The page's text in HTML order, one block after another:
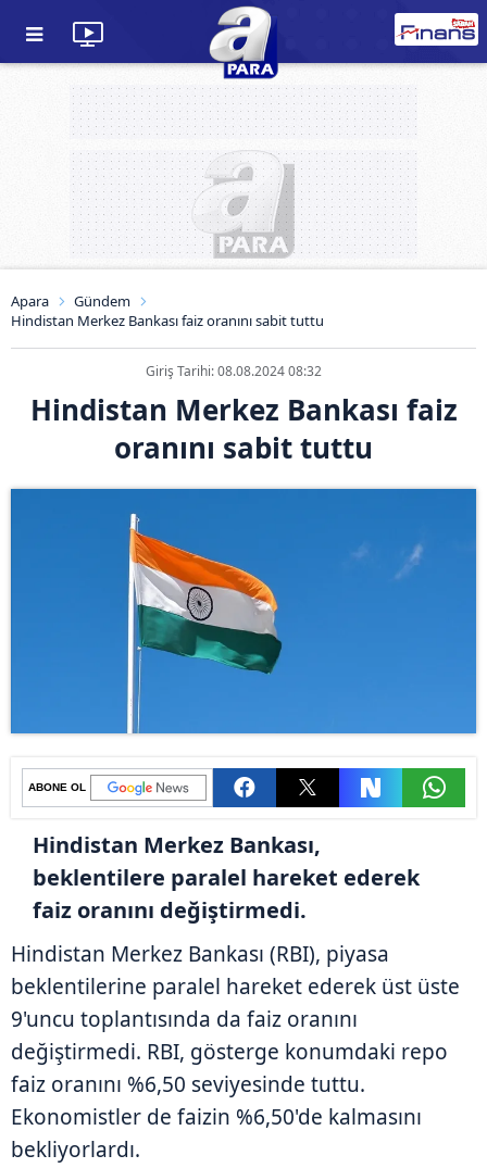
Apara
Gündem
Hindistan Merkez Bankası faiz oranını sabit tuttu
Giriş Tarihi: 08.08.2024 08:32
Hindistan Merkez Bankası faiz
oranını sabit tuttu
ABONE OL
Hindistan Merkez Bankası,
beklentilere paralel hareket ederek
faiz oranını değiştirmedi.
Hindistan Merkez Bankası (RBI), piyasa
beklentilerine paralel hareket ederek üst üste
9'uncu toplantısında da faiz oranını
değiştirmedi. RBI, gösterge konumdaki repo
faiz oranını %6,50 seviyesinde tuttu.
Ekonomistler de faizin %6,50'de kalmasını
bekliyorlardı.